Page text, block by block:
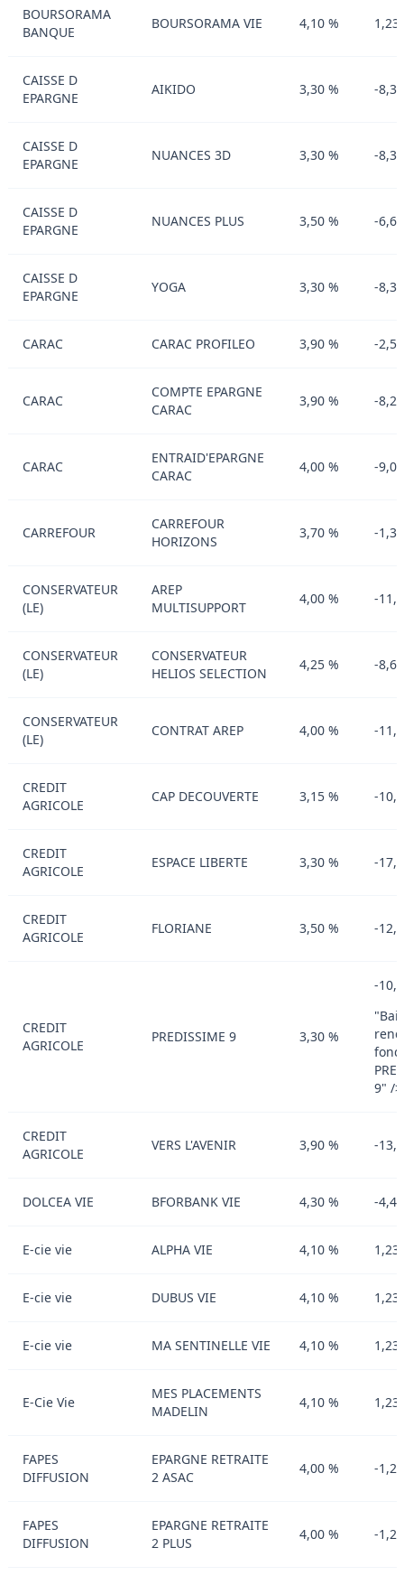
BOURSORAMA
BANQUE
BOURSORAMA VIE 4,10 %
CAISSE D
EPARGNE
AIKIDO 3,30 % -
CAISSE D
EPARGNE
NUANCES 3D 3,30 % -
CAISSE D
EPARGNE
NUANCES PLUS 3,50 % -
CAISSE D
EPARGNE
YOGA 3,30 % -
CARAC CARAC PROFILEO 3,90 % -
CARAC
COMPTE EPARGNE
CARAC
3,90 % -
CARAC
ENTRAID'EPARGNE
CARAC
4,00 % -
CARREFOUR
CARREFOUR
HORIZONS
3,70 % -
CONSERVATEUR
(LE)
AREP
MULTISUPPORT
4,00 % -
CONSERVATEUR
(LE)
CONSERVATEUR
HELIOS SELECTION
4,25 % -
CONSERVATEUR
(LE)
CONTRAT AREP 4,00 % -
CREDIT
AGRICOLE
CAP DECOUVERTE 3,15 % -
CREDIT
AGRICOLE
ESPACE LIBERTE 3,30 % -
CREDIT
AGRICOLE
FLORIANE 3,50 % -
CREDIT
AGRICOLE
PREDISSIME 9 3,30 %
-
9" />
CREDIT
AGRICOLE
VERS L'AVENIR 3,90 % -
DOLCEA VIE BFORBANK VIE 4,30 % -
E-cie vie ALPHA VIE 4,10 %
E-cie vie DUBUS VIE 4,10 %
E-cie vie MA SENTINELLE VIE 4,10 %
E-Cie Vie
MES PLACEMENTS
MADELIN
4,10 %
FAPES
DIFFUSION
EPARGNE RETRAITE
2 ASAC
4,00 % -
FAPES
DIFFUSION
EPARGNE RETRAITE
2 PLUS
4,00 % -